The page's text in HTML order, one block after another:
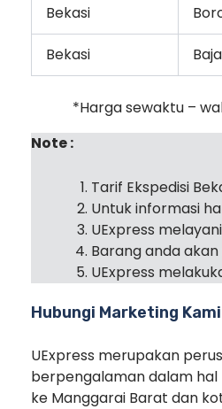
Bekasi
Bekasi
*Harga sewaktu –
Note :
Tarif Ekspedisi
Untuk informasi
UExpress
Barang anda
UExpress
Hubungi Marketing Kami
UExpress merupakan
berpengalaman dalam hal
ke Manggarai Barat dan